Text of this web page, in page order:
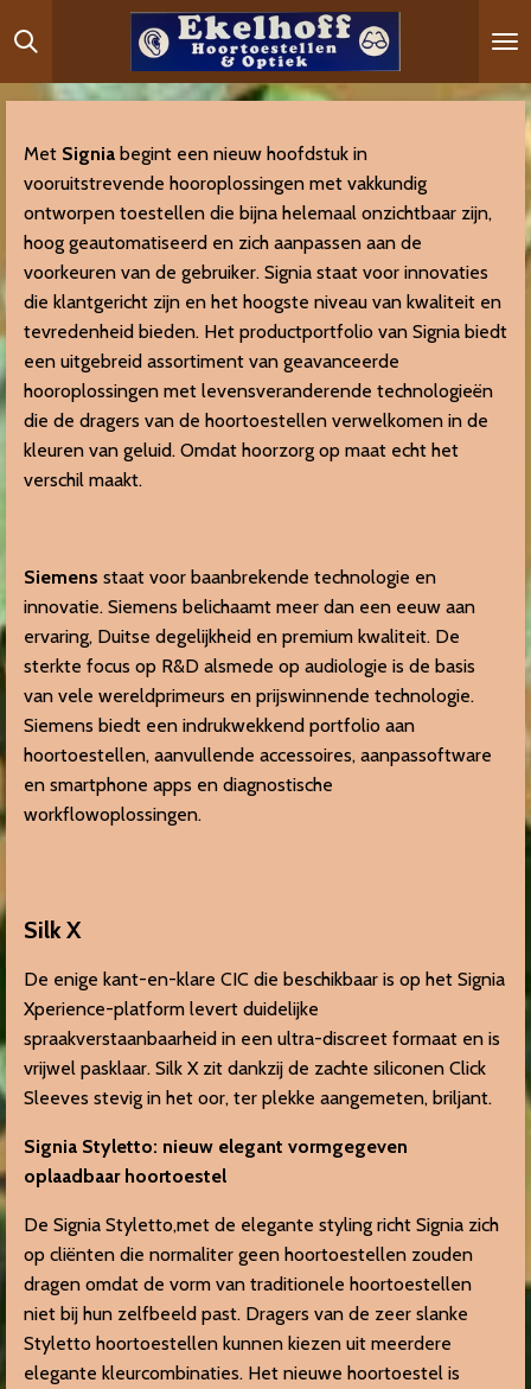
Ga
direct
naar
hoofdinhoud
Met Signia begint een nieuw hoofdstuk in
vooruitstrevende hooroplossingen met vakkundig
ontworpen toestellen die bijna helemaal onzichtbaar zijn,
hoog geautomatiseerd en zich aanpassen aan de
voorkeuren van de gebruiker. Signia staat voor innovaties
die klantgericht zijn en het hoogste niveau van kwaliteit en
tevredenheid bieden. Het productportfolio van Signia biedt
een uitgebreid assortiment van geavanceerde
hooroplossingen met levensveranderende technologieën
die de dragers van de hoortoestellen verwelkomen in de
kleuren van geluid. Omdat hoorzorg op maat echt het
verschil maakt.
Siemens staat voor baanbrekende technologie en
innovatie. Siemens belichaamt meer dan een eeuw aan
ervaring, Duitse degelijkheid en premium kwaliteit. De
sterkte focus op R&D alsmede op audiologie is de basis
van vele wereldprimeurs en prijswinnende technologie.
Siemens biedt een indrukwekkend portfolio aan
hoortoestellen, aanvullende accessoires, aanpassoftware
en smartphone apps en diagnostische
workflowoplossingen.
Silk X
De enige kant-en-klare CIC die beschikbaar is op het Signia
Xperience-platform levert duidelijke
spraakverstaanbaarheid in een ultra-discreet formaat en is
vrijwel pasklaar. Silk X zit dankzij de zachte siliconen Click
Sleeves stevig in het oor, ter plekke aangemeten, briljant.
Signia Styletto: nieuw elegant vormgegeven
oplaadbaar hoortoestel
De Signia Styletto,met de elegante styling richt Signia zich
op cliënten die normaliter geen hoortoestellen zouden
dragen omdat de vorm van traditionele hoortoestellen
niet bij hun zelfbeeld past. Dragers van de zeer slanke
Styletto hoortoestellen kunnen kiezen uit meerdere
elegante kleurcombinaties. Het nieuwe hoortoestel is